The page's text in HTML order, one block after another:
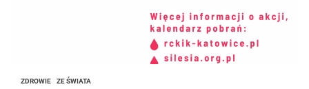
ZDROWIE ZE ŚWIATA